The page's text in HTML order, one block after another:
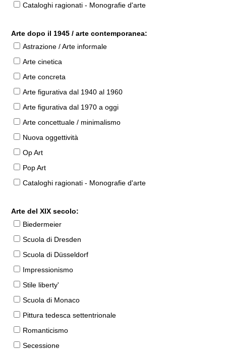
Cataloghi ragionati - Monografie d'arte
Arte dopo il 1945 / arte contemporanea:
Astrazione / Arte informale
Arte cinetica
Arte concreta
Arte figurativa dal 1940 al 1960
Arte figurativa dal 1970 a oggi
Arte concettuale / minimalismo
Nuova oggettività
Op Art
Pop Art
Cataloghi ragionati - Monografie d'arte
Arte del XIX secolo:
Biedermeier
Scuola di Dresden
Scuola di Düsseldorf
Impressionismo
Stile liberty'
Scuola di Monaco
Pittura tedesca settentrionale
Romanticismo
Secessione